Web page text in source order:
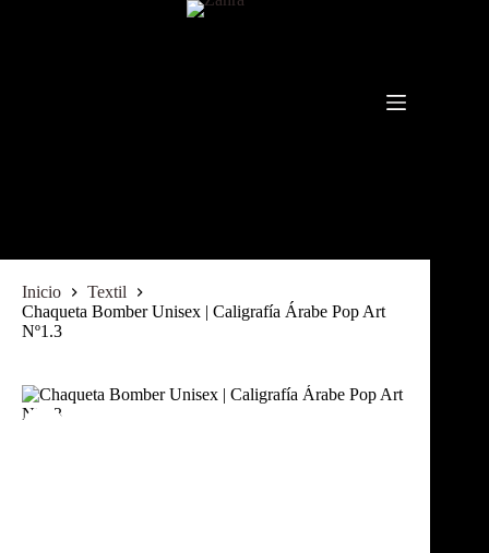
Inicio
Textil
Chaqueta Bomber Unisex | Caligrafía Árabe Pop Art
Nº1.3